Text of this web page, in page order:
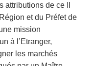
attributions de ce Il
et du Préfet de
mission
à l’Etranger,
les marchés